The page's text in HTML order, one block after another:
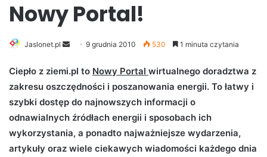
Nowy Portal!
Jaslonet.pl
n
d
a
n
e
m
9 grudnia 2010 530 1 minuta czytania
Ciepło z ziemi.pl to Nowy Portal wirtualnego doradztwa z
zakresu oszczędności i poszanowania energii. To łatwy i
szybki dostęp do najnowszych informacji o
odnawialnych źródłach energii i sposobach ich
wykorzystania, a ponadto najważniejsze wydarzenia,
artykuły oraz wiele ciekawych wiadomości każdego dnia